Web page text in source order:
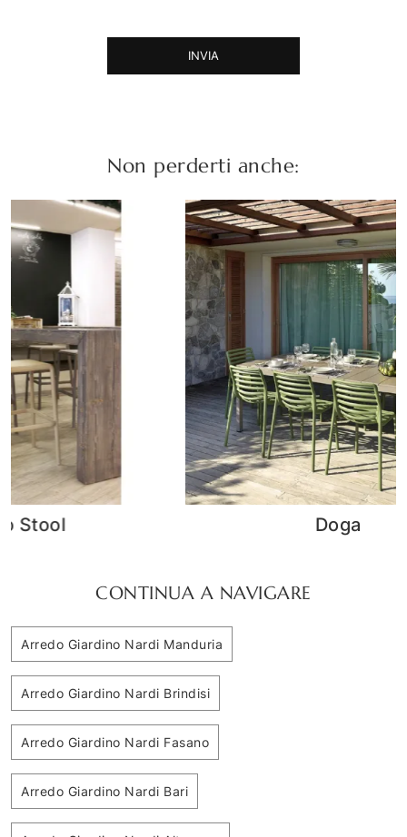
INVIA
Non perderti anche:
CONTINUA A NAVIGARE
Arredo Giardino Nardi Manduria
Arredo Giardino Nardi Brindisi
Arredo Giardino Nardi Fasano
Arredo Giardino Nardi Bari